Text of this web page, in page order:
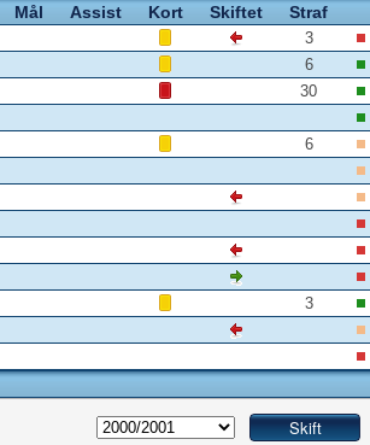
Mål Assist Kort Skiftet Straf
3
6
30
6
3